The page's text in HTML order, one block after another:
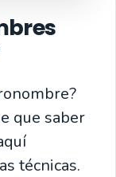
que saber
técnicas.